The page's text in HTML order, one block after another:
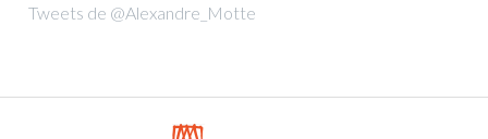
Tweets de @Alexandre_Motte